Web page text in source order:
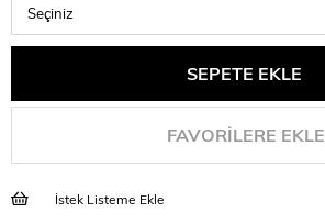
FAVORILERE EKLE
İstek Listeme Ekle